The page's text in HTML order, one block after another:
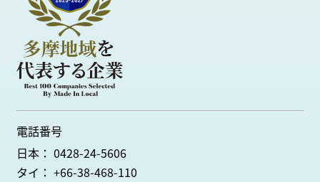
電話番号
日本： 0428-24-5606
タイ： +66-38-468-110